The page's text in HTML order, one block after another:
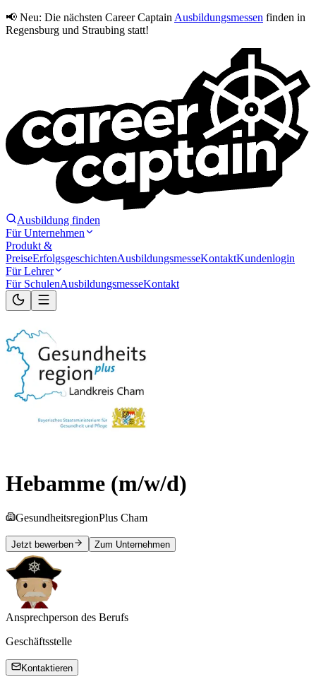
📢 Neu: Die nächsten Career Captain Ausbildungsmessen finden in
Regensburg und Straubing statt!
Ausbildung finden
Für Unternehmen
Produkt &
PreiseErfolgsgeschichtenAusbildungsmesseKontaktKundenlogin
Für Lehrer
Für SchulenAusbildungsmesseKontakt
Hebamme (m/w/d)
GesundheitsregionPlus Cham
Jetzt bewerben Zum Unternehmen
Ansprechperson des Berufs
Geschäftsstelle
Kontaktieren